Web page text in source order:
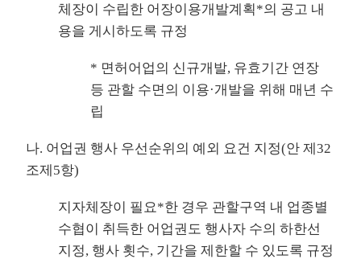
체장이 수립한 어장이용개발계획*의 공고 내
용을 게시하도록 규정
* 면허어업의 신규개발, 유효기간 연장
등 관할 수면의 이용·개발을 위해 매년 수
립
나. 어업권 행사 우선순위의 예외 요건 지정(안 제32
조제5항)
지자체장이 필요*한 경우 관할구역 내 업종별
수협이 취득한 어업권도 행사자 수의 하한선
지정, 행사 횟수, 기간을 제한할 수 있도록 규정